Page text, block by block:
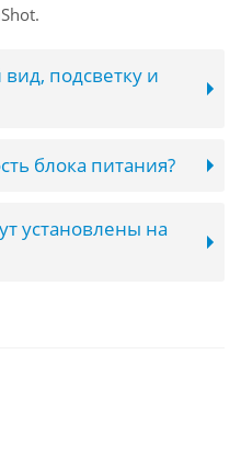
подсветку и
блока питания?
установлены на